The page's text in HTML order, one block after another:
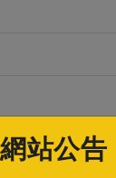
網站公告